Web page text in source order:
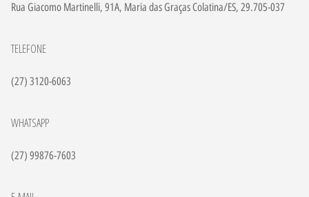
Rua Giacomo Martinelli, 91A, Maria das Graças Colatina/ES, 29.705-037
TELEFONE
(27) 3120-6063
WHATSAPP
(27) 99876-7603